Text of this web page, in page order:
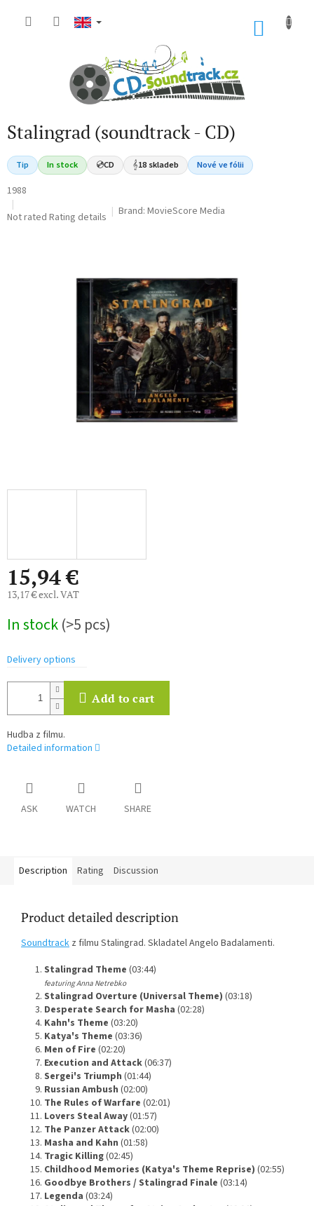
Stalingrad (soundtrack - CD)
Tip In stock 💿CD 𝄞18 skladeb Nové ve fólii
1988
The
Not rated Rating details Brand: MovieScore Media
15,94 €
13,17 € excl. VAT
price:
In stock(>5 pcs)
Delivery options
Add to cart
Hudba z filmu.
Detailed information
ASK WATCH SHARE
Description Rating Discussion
Product detailed description
Soundtrack z filmu Stalingrad. Skladatel Angelo Badalamenti.
1. Stalingrad Theme (03:44)
featuring Anna Netrebko
2. Stalingrad Overture (Universal Theme) (03:18)
3. Desperate Search for Masha (02:28)
4. Kahn's Theme (03:20)
5. Katya's Theme (03:36)
6. Men of Fire (02:20)
7. Execution and Attack(06:37)
8. Sergei's Triumph (01:44)
9. Russian Ambush (02:00)
10. The Rules of Warfare (02:01)
11. Lovers Steal Away(01:57)
12. The Panzer Attack(02:00)
13. Masha and Kahn (01:58)
14. Tragic Killing(02:45)
15. Childhood Memories (Katya's Theme Reprise) (02:55)
16. Goodbye Brothers / Stalingrad Finale (03:14)
17. Legenda (03:24)